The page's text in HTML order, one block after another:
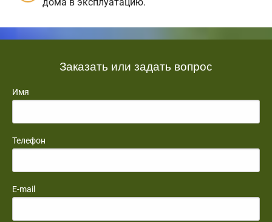
дома в эксплуатацию.
Заказать или задать вопрос
Имя
Телефон
E-mail